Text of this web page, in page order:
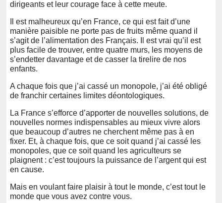
dirigeants et leur courage face à cette meute.
Il est malheureux qu’en France, ce qui est fait d’une
manière paisible ne porte pas de fruits même quand il
s’agit de l’alimentation des Français. Il est vrai qu’il est
plus facile de trouver, entre quatre murs, les moyens de
s’endetter davantage et de casser la tirelire de nos
enfants.
A chaque fois que j’ai cassé un monopole, j’ai été obligé
de franchir certaines limites déontologiques.
La France s’efforce d’apporter de nouvelles solutions, de
nouvelles normes indispensables au mieux vivre alors
que beaucoup d’autres ne cherchent même pas à en
fixer. Et, à chaque fois, que ce soit quand j’ai cassé les
monopoles, que ce soit quand les agriculteurs se
plaignent : c’est toujours la puissance de l’argent qui est
en cause.
Mais en voulant faire plaisir à tout le monde, c’est tout le
monde que vous avez contre vous.